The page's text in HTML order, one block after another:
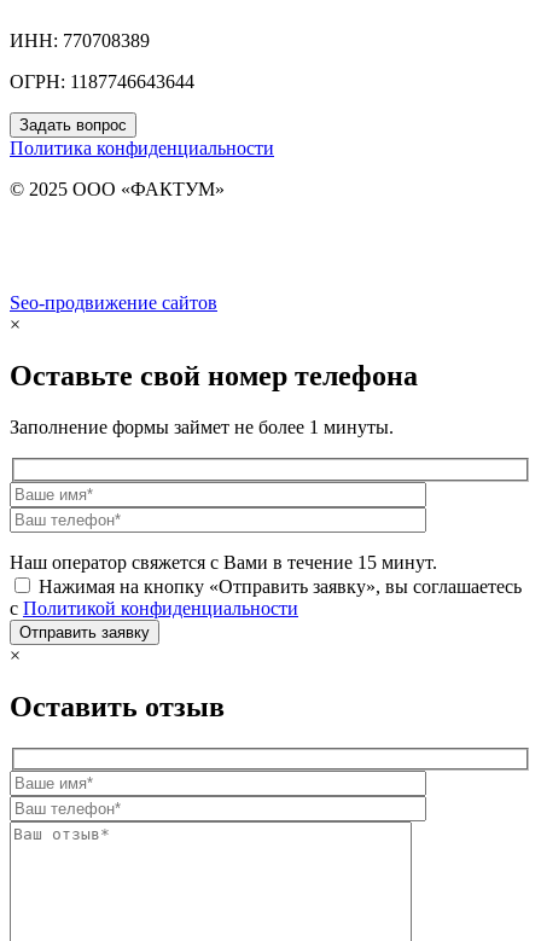
ИНН: 770708389
ОГРН: 1187746643644
Задать вопрос
Политика конфиденциальности
© 2025 ООО «ФАКТУМ»
Seo-продвижение сайтов
×
Оставьте свой номер телефона
Заполнение формы займет не более 1 минуты.
Наш оператор свяжется с Вами в течение 15 минут.
Нажимая на кнопку «Отправить заявку», вы соглашаетесь
с Политикой конфиденциальности
×
Оставить отзыв